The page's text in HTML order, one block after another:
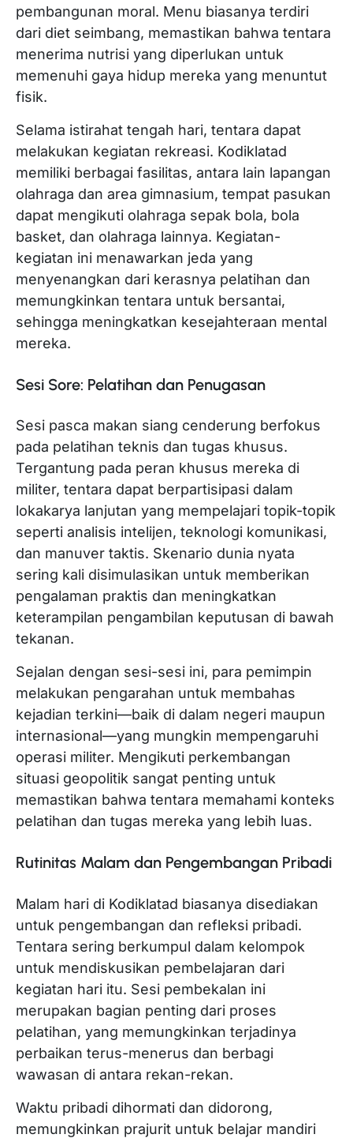
pembangunan moral. Menu biasanya terdiri
dari diet seimbang, memastikan bahwa tentara
menerima nutrisi yang diperlukan untuk
memenuhi gaya hidup mereka yang menuntut
fisik.
Selama istirahat tengah hari, tentara dapat
melakukan kegiatan rekreasi. Kodiklatad
memiliki berbagai fasilitas, antara lain lapangan
olahraga dan area gimnasium, tempat pasukan
dapat mengikuti olahraga sepak bola, bola
basket, dan olahraga lainnya. Kegiatan-
kegiatan ini menawarkan jeda yang
menyenangkan dari kerasnya pelatihan dan
memungkinkan tentara untuk bersantai,
sehingga meningkatkan kesejahteraan mental
mereka.
Sesi Sore: Pelatihan dan Penugasan
Sesi pasca makan siang cenderung berfokus
pada pelatihan teknis dan tugas khusus.
Tergantung pada peran khusus mereka di
militer, tentara dapat berpartisipasi dalam
lokakarya lanjutan yang mempelajari topik-topik
seperti analisis intelijen, teknologi komunikasi,
dan manuver taktis. Skenario dunia nyata
sering kali disimulasikan untuk memberikan
pengalaman praktis dan meningkatkan
keterampilan pengambilan keputusan di bawah
tekanan.
Sejalan dengan sesi-sesi ini, para pemimpin
melakukan pengarahan untuk membahas
kejadian terkini—baik di dalam negeri maupun
internasional—yang mungkin mempengaruhi
operasi militer. Mengikuti perkembangan
situasi geopolitik sangat penting untuk
memastikan bahwa tentara memahami konteks
pelatihan dan tugas mereka yang lebih luas.
Rutinitas Malam dan Pengembangan Pribadi
Malam hari di Kodiklatad biasanya disediakan
untuk pengembangan dan refleksi pribadi.
Tentara sering berkumpul dalam kelompok
untuk mendiskusikan pembelajaran dari
kegiatan hari itu. Sesi pembekalan ini
merupakan bagian penting dari proses
pelatihan, yang memungkinkan terjadinya
perbaikan terus-menerus dan berbagi
wawasan di antara rekan-rekan.
Waktu pribadi dihormati dan didorong,
memungkinkan prajurit untuk belajar mandiri